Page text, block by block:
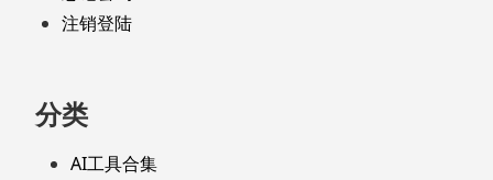
注销登陆
分类
AI工具合集